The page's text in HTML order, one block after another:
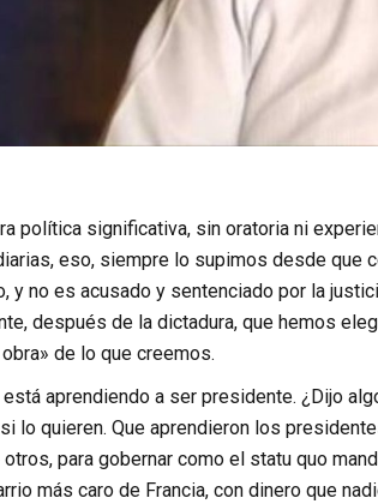
política significativa, sin oratoria ni
eso, siempre lo supimos desde que
y no es acusado y sentenciado por la
después de la dictadura, que hemos
de lo que creemos.
aprendiendo a ser presidente. ¿Dijo
lo quieren. Que aprendieron los
para gobernar como el statu quo
más caro de Francia, con dinero que